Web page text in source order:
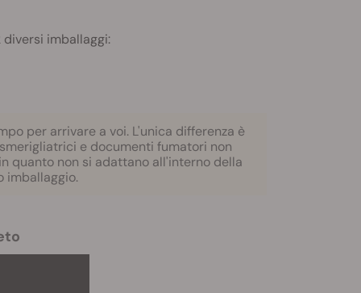
imballaggi:
per arrivare a voi. L'unica differenza è
e documenti fumatori non
quanto non si adattano all'interno della
imballaggio.